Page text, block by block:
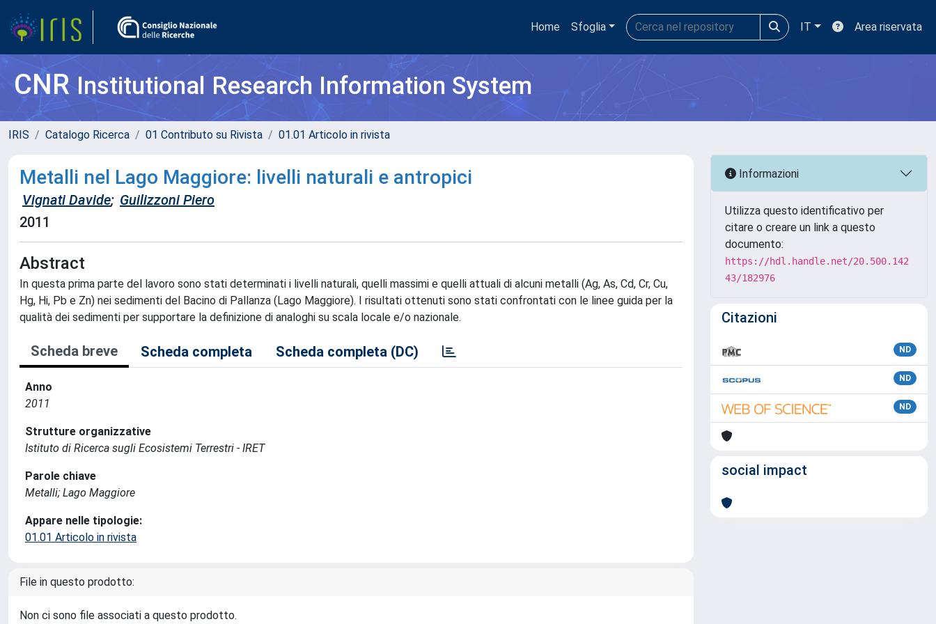
Home Sfoglia IT Area riservata
CNRInstitutional Research Information System
IRIS Catalogo Ricerca 01 Contributo su Rivista 01.01 Articolo in rivista
Metalli nel Lago Maggiore: livelli naturali e antropici
Vignati Davide; Guilizzoni Piero
2011
Abstract
In questa prima parte del lavoro sono stati determinati i livelli naturali, quelli massimi e quelli attuali di alcuni metalli (Ag, As, Cd, Cr, Cu,
Hg, Hi, Pb e Zn) nei sedimenti del Bacino di Pallanza (Lago Maggiore). I risultati ottenuti sono stati confrontati con le linee guida per la
qualità dei sedimenti per supportare la definizione di analoghi su scala locale e/o nazionale.
Scheda breve Scheda completa Scheda completa (DC)
Anno
2011
Strutture organizzative
Istituto di Ricerca sugli Ecosistemi Terrestri - IRET
Parole chiave
Metalli; Lago Maggiore
Appare nelle tipologie:
01.01 Articolo in rivista
File in questo prodotto:
Non ci sono file associati a questo prodotto.
Informazioni
Utilizza questo identificativo per
citare o creare un link a questo
documento:
https://hdl.handle.net/20.500.142
43/182976
Citazioni
ND
ND
ND
social impact